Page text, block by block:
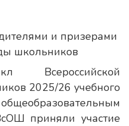
Всероссийской
2025/26 учебного
приняли участие